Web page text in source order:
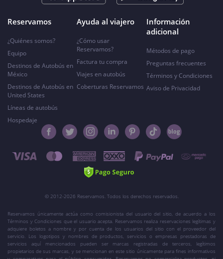
Reservamos
¿Quiénes somos?
Equipo
Destinos de Autobús en
México
Destinos de Autobús en
United States
Líneas de autobús
Hospedaje
Ayuda al viajero
¿Cómo usar
Reservamos?
Factura tu compra
Viajes en autobús
Coberturas Reservamos
Información
adicional
Métodos de pago
Preguntas frecuentes
Términos y Condiciones
Aviso de Privacidad
© 2012-2026 Reservamos. Todos los derechos reservados.
Reservamos únicamente actúa como comisionista del usuario del sitio, de acuerdo a los
Términos y Condiciones que el usuario acepta. Reservamos realiza reservaciones legítimas y
adquiere boletos a nombre y por cuenta de los usuarios del sitio con el proveedor del
servicio. Los logotipos y nombres de productos, servicios o empresas prestadoras de
servicios aquí mencionados pueden ser marcas registradas de terceros, legítimos
propietarios de sus marcas, y se mencionan en este sitio únicamente para fines informativos